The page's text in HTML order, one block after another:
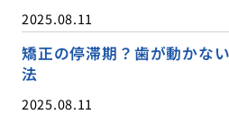
2025.08.11
矯正の停滞期？歯が動かな
法
2025.08.11